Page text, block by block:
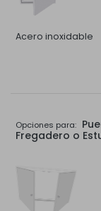
Acero inoxidable
Opciones para:
Fregadero o